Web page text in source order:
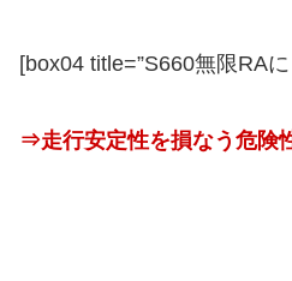
[box04 title=”S660無限RA
⇒走行安定性を損なう危険